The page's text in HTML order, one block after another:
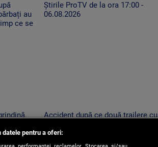
au
ce se
Știrile ProTV de la ora 17:00 -
06.08.2026
Accident după ce două trailere cu
Un TIR condus de un șofer neatent
le-a lovit
pentru a oferi: